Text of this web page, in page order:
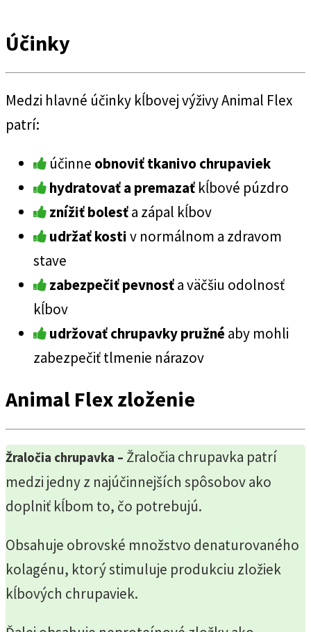
Účinky
Medzi hlavné účinky kĺbovej výživy Animal Flex
patrí:
účinne obnoviť tkanivo chrupaviek
hydratovať a premazať kĺbové púzdro
znížiť bolesťa zápal kĺbov
udržať kostiv normálnom a zdravom
stave
zabezpečiť pevnosťa väčšiu odolnosť
kĺbov
udržovať chrupavky pružnéaby mohli
zabezpečiť tlmenie nárazov
Animal Flex zloženie
Žraločia chrupavka – Žraločia chrupavka patrí
medzi jedny z najúčinnejších spôsobov ako
doplniť kĺbom to, čo potrebujú.
Obsahuje obrovské množstvo denaturovaného
kolagénu, ktorý stimuluje produkciu zložiek
kĺbových chrupaviek.